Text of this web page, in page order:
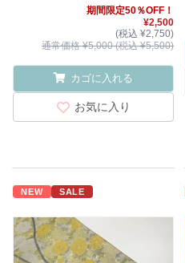
期間限定50％OFF！
¥2,500
(税込 ¥2,750)
通常価格 ¥5,000 (税込 ¥5,500)
カゴに入れる
お気に入り
NEW SALE